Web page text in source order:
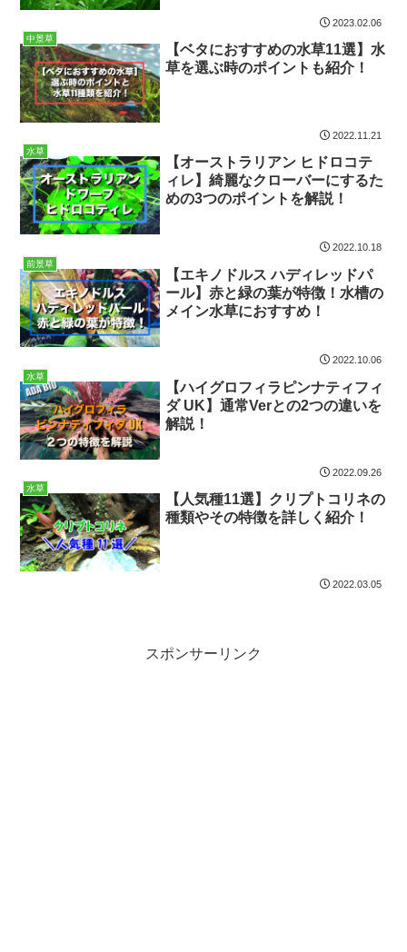
2023.02.06
中景草
【ベタにおすすめの水草11選】水
草を選ぶ時のポイントも紹介！
2022.11.21
水草
【オーストラリアン ヒドロコテ
ィレ】綺麗なクローバーにするた
めの3つのポイントを解説！
2022.10.18
前景草
【エキノドルス ハディレッドパ
ール】赤と緑の葉が特徴！水槽の
メイン水草におすすめ！
2022.10.06
水草
【ハイグロフィラピンナティフィ
ダ UK】通常Verとの2つの違いを
解説！
2022.09.26
水草
【人気種11選】クリプトコリネの
種類やその特徴を詳しく紹介！
2022.03.05
スポンサーリンク